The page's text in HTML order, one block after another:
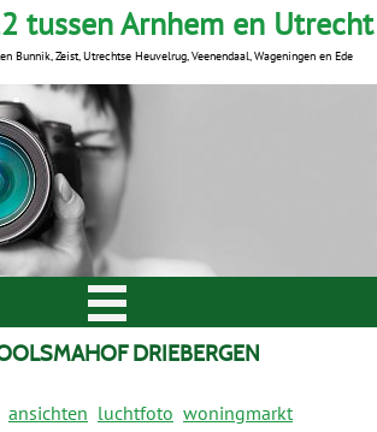
DRIEBERGEN
ansichten luchtfoto woningmarkt
tussen Arnhem en Utrecht
Bunnik, Zeist, Utrechtse Heuvelrug, Veenendaal, Wageningen en Ede